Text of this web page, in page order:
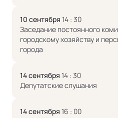
10 сентября 14 : 30
Заседание постоянного
городскому хозяйству и
города
14 сентября 14 : 30
Депутатские слушания
14 сентября 16 : 00